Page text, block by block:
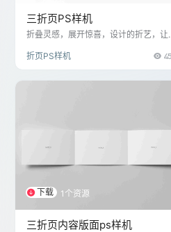
三折页PS样机
折叠灵感，展开惊喜，设计的折艺，让
折页PS样机
下载 1个资源
三折页内容版面ps样机